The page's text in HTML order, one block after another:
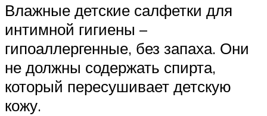
Влажные детские салфетки для
интимной гигиены –
гипоаллергенные, без запаха. Они
не должны содержать спирта,
который пересушивает детскую
кожу.